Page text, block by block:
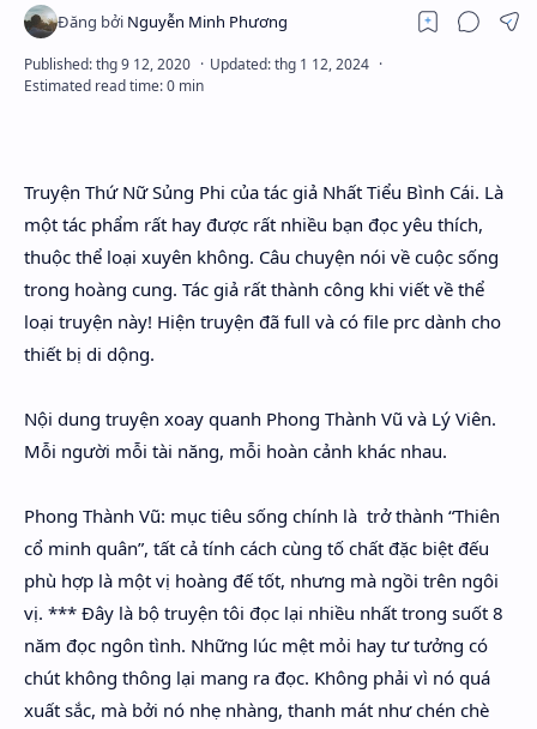
Hidden Menu
Truyện Thứ Nữ Sủng Phi của tác giả Nhất Tiểu Bình Cái. Là
một tác phẩm rất hay được rất nhiều bạn đọc yêu thích,
thuộc thể loại xuyên không. Câu chuyện nói về cuộc sống
trong hoàng cung. Tác giả rất thành công khi viết về thể
loại truyện này! Hiện truyện đã full và có file prc dành cho
thiết bị di dộng.
Nội dung truyện xoay quanh Phong Thành Vũ và Lý Viên.
Mỗi người mỗi tài năng, mỗi hoàn cảnh khác nhau.
Phong Thành Vũ: mục tiêu sống chính là trở thành “Thiên
cổ minh quân”, tất cả tính cách cùng tố chất đặc biệt đếu
phù hợp là một vị hoàng đế tốt, nhưng mà ngồi trên ngôi
vị. *** Đây là bộ truyện tôi đọc lại nhiều nhất trong suốt 8
năm đọc ngôn tình. Những lúc mệt mỏi hay tư tưởng có
chút không thông lại mang ra đọc. Không phải vì nó quá
xuất sắc, mà bởi nó nhẹ nhàng, thanh mát như chén chè